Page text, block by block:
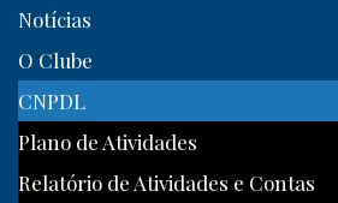
Notícias
O Clube
CNPDL
Plano de Atividades
Relatório de Atividades e Contas